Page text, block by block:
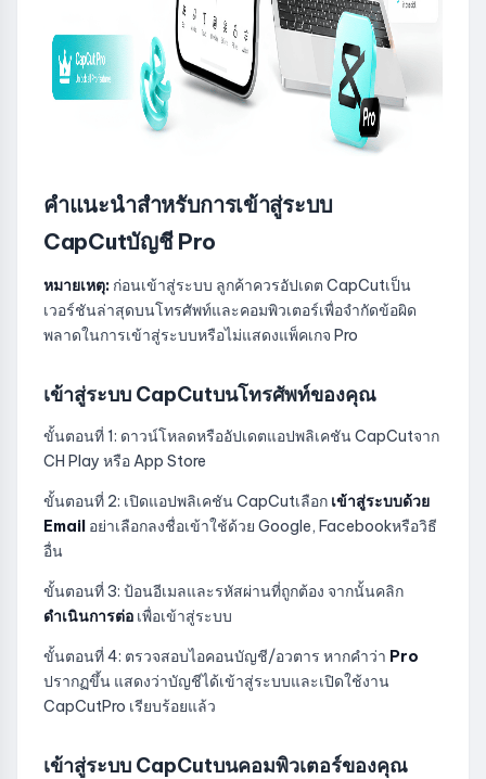
คำแนะนำสำหรับการเข้าสู่ระบบ
CapCutบัญชี Pro
หมายเหตุ: ก่อนเข้าสู่ระบบ ลูกค้าควรอัปเดต CapCutเป็น
เวอร์ชันล่าสุดบนโทรศัพท์และคอมพิวเตอร์เพื่อจำกัดข้อผิด
พลาดในการเข้าสู่ระบบหรือไม่แสดงแพ็คเกจ Pro
เข้าสู่ระบบ CapCutบนโทรศัพท์ของคุณ
ขั้นตอนที่ 1: ดาวน์โหลดหรืออัปเดตแอปพลิเคชัน CapCutจาก
CH Play หรือ App Store
ขั้นตอนที่ 2: เปิดแอปพลิเคชัน CapCutเลือก เข้าสู่ระบบด้วย
Email อย่าเลือกลงชื่อเข้าใช้ด้วย Google, Facebookหรือวิธี
อื่น
ขั้นตอนที่ 3: ป้อนอีเมลและรหัสผ่านที่ถูกต้อง จากนั้นคลิก
ดำเนินการต่อ เพื่อเข้าสู่ระบบ
ขั้นตอนที่ 4: ตรวจสอบไอคอนบัญชี/อวตาร หากคำว่า Pro
ปรากฏขึ้น แสดงว่าบัญชีได้เข้าสู่ระบบและเปิดใช้งาน
CapCutPro เรียบร้อยแล้ว
เข้าสู่ระบบ CapCutบนคอมพิวเตอร์ของคุณ